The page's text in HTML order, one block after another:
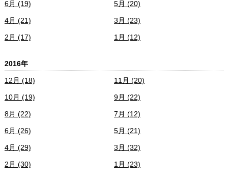
6月 (19) 5月 (20)
4月 (21) 3月 (23)
2月 (17) 1月 (12)
2016年
12月 (18) 11月 (20)
10月 (19) 9月 (22)
8月 (22) 7月 (12)
6月 (26) 5月 (21)
4月 (29) 3月 (32)
2月 (30) 1月 (23)